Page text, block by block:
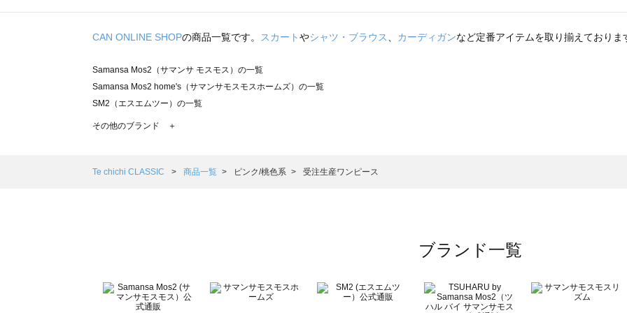
CAN ONLINE SHOPの商品一覧です。 スカートやシャツ・ブラウス、 カーディガンなど定番アイテムを取り揃えておりま
Samansa Mos2（サマンサ モスモス）の一覧
Samansa Mos2 home's（サマンサモスモスホームズ）の一覧
SM2（エスエムツー）の一覧
TSUHARU by Samansa Mos2（ツハルバイサマンサモスモス）の一覧
Samansa Mos2 Lagom（サマンサモスモス ラーゴム）の一覧
BETTY'S BLUE（べティーズブルー）の一覧
Wpc.（ワールドパーティー）の一覧
その他のブランド ＋
Te chichi CLASSIC 商品一覧 ピンク/桃色系 受注生産ワンピース
ブランド一覧